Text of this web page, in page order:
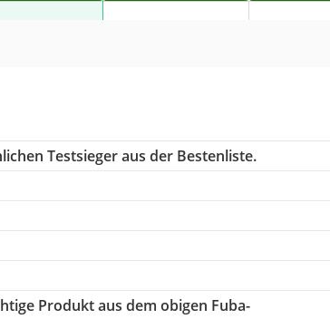
Testsieger aus der Bestenliste.
Produkt aus dem obigen Fuba-